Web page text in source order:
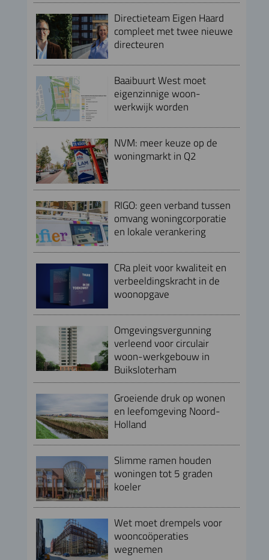
Directieteam Eigen Haard
compleet met twee nieuwe
directeuren
Baaibuurt West moet
eigenzinnige woon-
werkwijk worden
NVM: meer keuze op de
woningmarkt in Q2
RIGO: geen verband tussen
omvang woningcorporatie
en lokale verankering
CRa pleit voor kwaliteit en
verbeeldingskracht in de
woonopgave
Omgevingsvergunning
verleend voor circulair
woon-werkgebouw in
Buiksloterham
Groeiende druk op wonen
en leefomgeving Noord-
Holland
Slimme ramen houden
woningen tot 5 graden
koeler
Wet moet drempels voor
wooncoöperaties
wegnemen